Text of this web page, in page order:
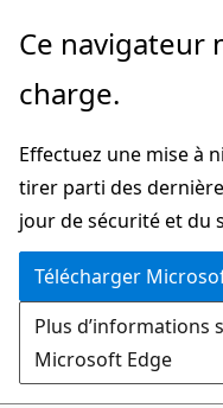
Passer
directement
au
principal
Ce navigateur
charge.
Effectuez une mise à
tirer parti des
jour de sécurité et du
Télécharger
Plus d’informations
Microsoft Edge